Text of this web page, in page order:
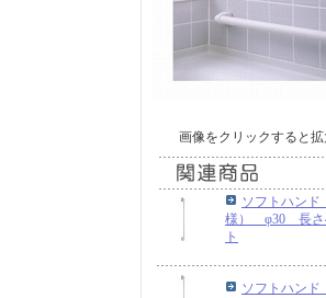
画像をクリックすると
ソフトハン
様） φ30 長さ
ト
ソフトハン